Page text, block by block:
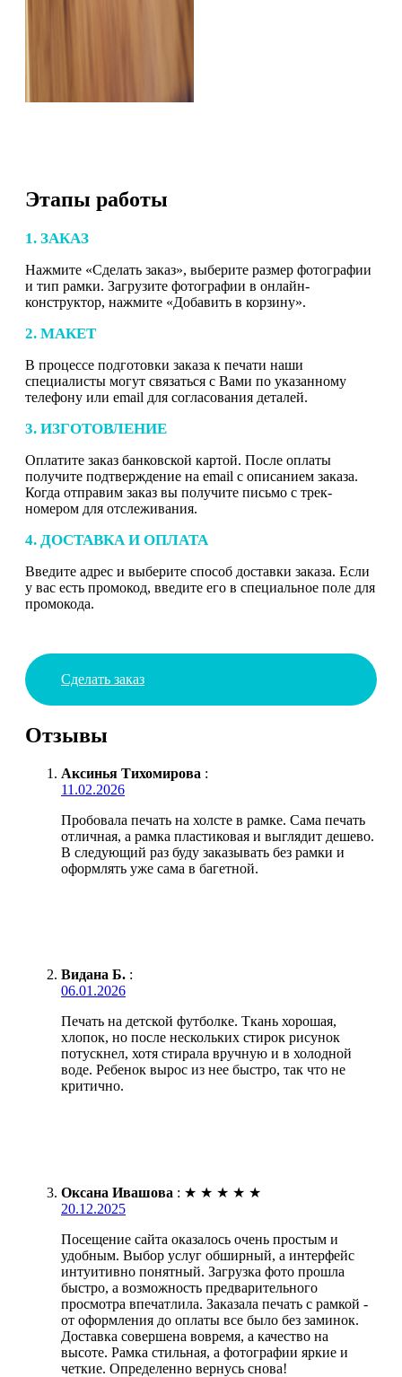
Этапы работы
1. ЗАКАЗ
Нажмите «Сделать заказ», выберите размер фотографии
и тип рамки. Загрузите фотографии в онлайн-
конструктор, нажмите «Добавить в корзину».
2. МАКЕТ
В процессе подготовки заказа к печати наши
специалисты могут связаться с Вами по указанному
телефону или email для согласования деталей.
3. ИЗГОТОВЛЕНИЕ
Оплатите заказ банковской картой. После оплаты
получите подтверждение на email с описанием заказа.
Когда отправим заказ вы получите письмо с трек-
номером для отслеживания.
4. ДОСТАВКА И ОПЛАТА
Введите адрес и выберите способ доставки заказа. Если
у вас есть промокод, введите его в специальное поле для
промокода.
Сделать заказ
Отзывы
Аксинья Тихомирова :
11.02.2026
Пробовала печать на холсте в рамке. Сама печать
отличная, а рамка пластиковая и выглядит дешево.
В следующий раз буду заказывать без рамки и
оформлять уже сама в багетной.
Видана Б. :
06.01.2026
Печать на детской футболке. Ткань хорошая,
хлопок, но после нескольких стирок рисунок
потускнел, хотя стирала вручную и в холодной
воде. Ребенок вырос из нее быстро, так что не
критично.
Оксана Ивашова : ★ ★ ★ ★ ★
20.12.2025
Посещение сайта оказалось очень простым и
удобным. Выбор услуг обширный, а интерфейс
интуитивно понятный. Загрузка фото прошла
быстро, а возможность предварительного
просмотра впечатлила. Заказала печать с рамкой -
от оформления до оплаты все было без заминок.
Доставка совершена вовремя, а качество на
высоте. Рамка стильная, а фотографии яркие и
четкие. Определенно вернусь снова!